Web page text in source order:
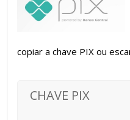
copiar a chave PIX ou
CHAVE PIX